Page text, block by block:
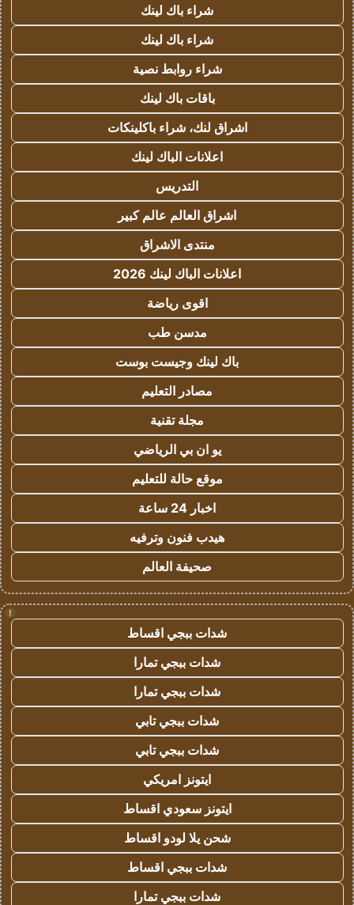
شراء باك لينك
شراء باك لينك
شراء روابط نصية
باقات باك لينك
اشراق لنك، شراء باكلينكات
اعلانات الباك لينك
التدريس
اشراق العالم عالم كبير
منتدى الاشراق
اعلانات الباك لينك 2026
اقوى رياضة
مدسن طب
باك لينك وجيست بوست
مصادر التعليم
مجلة تقنية
يو ان بي الرياضي
موقع حالة للتعليم
اخبار 24 ساعة
هيدب فنون وترفيه
صحيفة العالم
!
شدات ببجي اقساط
شدات ببجي تمارا
شدات ببجي تمارا
شدات ببجي تابي
شدات ببجي تابي
ايتونز امريكي
ايتونز سعودي اقساط
شحن يلا لودو اقساط
شدات ببجي اقساط
شدات ببجي تمارا